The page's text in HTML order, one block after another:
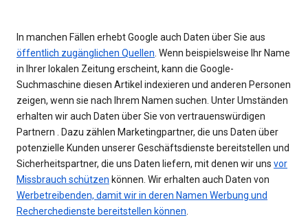
In manchen Fällen erhebt Google auch Daten über Sie aus
öffentlich zugänglichen Quellen. Wenn beispielsweise Ihr Name
in Ihrer lokalen Zeitung erscheint, kann die Google-
Suchmaschine diesen Artikel indexieren und anderen Personen
zeigen, wenn sie nach Ihrem Namen suchen. Unter Umständen
erhalten wir auch Daten über Sie von vertrauenswürdigen
Partnern . Dazu zählen Marketingpartner, die uns Daten über
potenzielle Kunden unserer Geschäftsdienste bereitstellen und
Sicherheitspartner, die uns Daten liefern, mit denen wir uns vor
Missbrauch schützen können. Wir erhalten auch Daten von
Werbetreibenden, damit wir in deren Namen Werbung und
Recherchedienste bereitstellen können.